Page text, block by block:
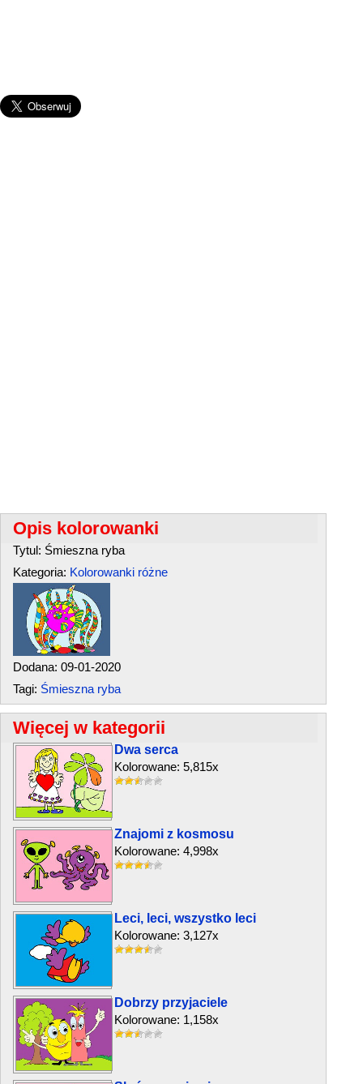
Opis kolorowanki
Tytul: Śmieszna ryba
Kategoria: Kolorowanki różne
Dodana: 09-01-2020
Tagi: Śmieszna ryba
Więcej w kategorii
Dwa serca
Kolorowane: 5,815x
Znajomi z kosmosu
Kolorowane: 4,998x
Leci, leci, wszystko leci
Kolorowane: 3,127x
Dobrzy przyjaciele
Kolorowane: 1,158x